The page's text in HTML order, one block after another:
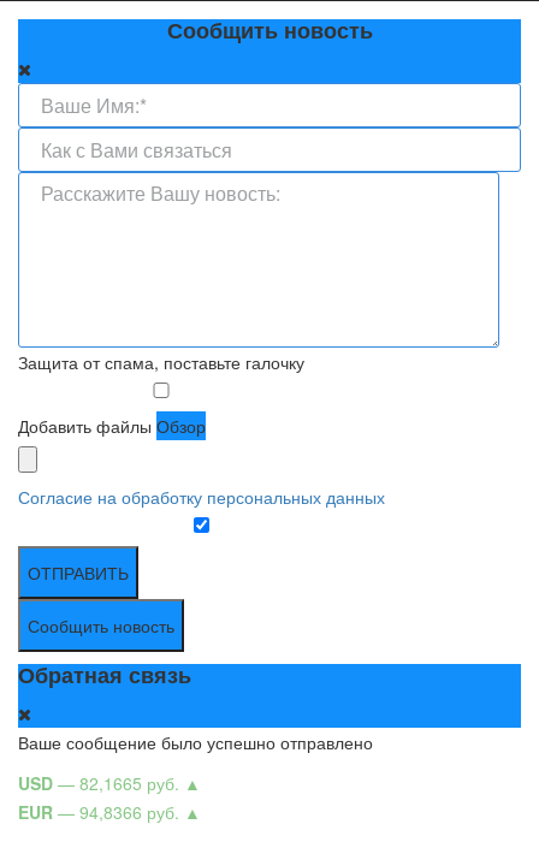
Сообщить новость
Защита от спама, поставьте галочку
Добавить файлы Обзор
Согласие на обработку персональных данных
ОТПРАВИТЬ
Сообщить новость
Обратная связь
Ваше сообщение было успешно отправлено
USD — 82,1665 руб. ▲
EUR — 94,8366 руб. ▲